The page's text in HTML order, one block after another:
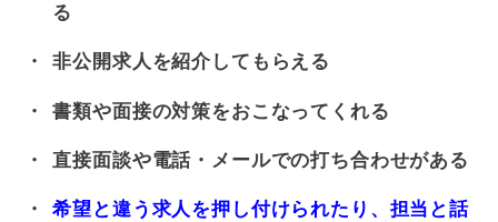
る
非公開求人を紹介してもらえる
書類や面接の対策をおこなってくれる
直接面談や電話・メールでの打ち合わせがある
希望と違う求人を押し付けられたり、担当と話